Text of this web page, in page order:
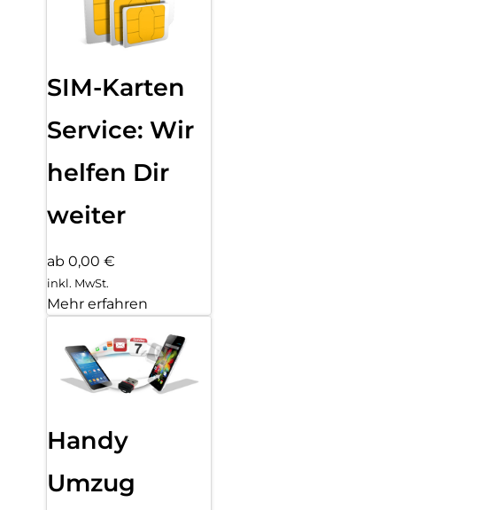
SIM-Karten
Service: Wir
helfen Dir
weiter
ab 0,00 €
inkl. MwSt.
Mehr erfahren
Handy
Umzug